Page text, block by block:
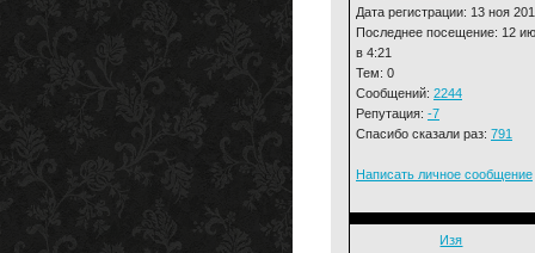
Дата регистрации: 13 ноя
Последнее посещение: 12
в 4:21
Тем: 0
Сообщений: 2244
Репутация: -7
Спасибо сказали раз: 791
Написать личное сообщение
Изя